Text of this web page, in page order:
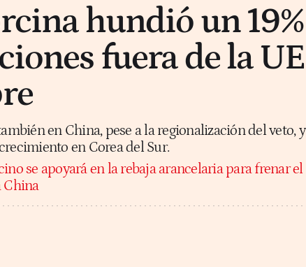
hundió un 19%
fuera de la UE
en China, pese a la regionalización del veto, y
en Corea del Sur.
se apoyará en la rebaja arancelaria para frenar el
China